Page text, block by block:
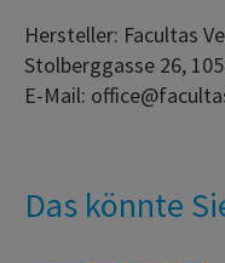
Hersteller: Facultas
Stolberggasse 26,
E-Mail:
Das könnte